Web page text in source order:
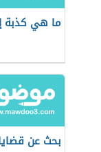
ما هي كذبة
بحث عن